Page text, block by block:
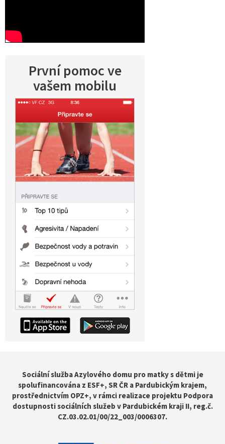
První pomoc ve
vašem mobilu
Sociální služba Azylového domu pro matky s dětmi je
spolufinancována z ESF+, SR ČR a Pardubickým krajem,
prostřednictvím OPZ+, v rámci realizace projektu Podpora
dostupnosti sociálních služeb v Pardubickém kraji II, reg.č.
CZ.03.02.01/00/22_003/0006307.